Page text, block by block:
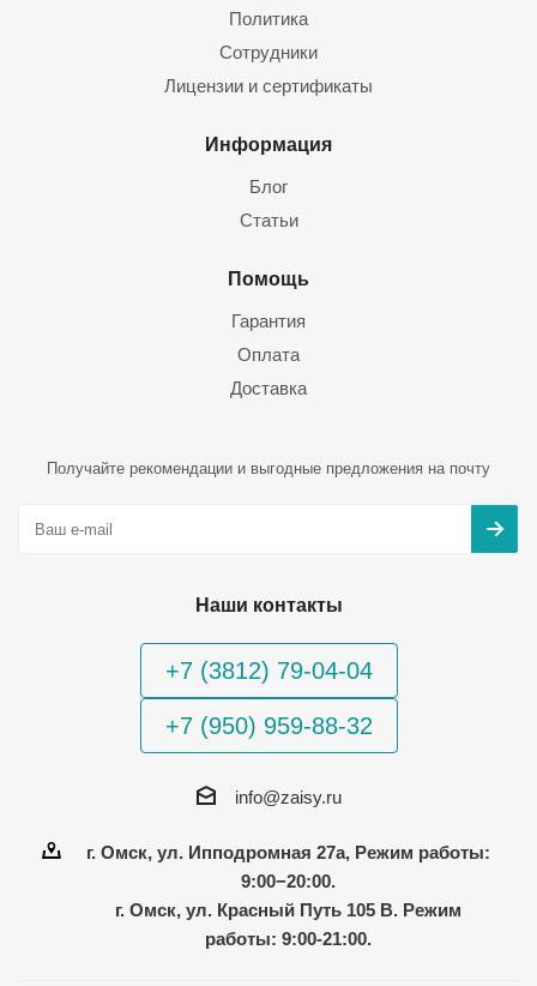
Политика
Сотрудники
Лицензии и сертификаты
Информация
Блог
Статьи
Помощь
Гарантия
Оплата
Доставка
Получайте рекомендации и выгодные предложения на почту
Наши контакты
+7 (3812) 79-04-04
+7 (950) 959-88-32
info@zaisy.ru
г. Омск, ул. Ипподромная 27а, Режим работы:
9:00−20:00.
г. Омск, ул. Красный Путь 105 В. Режим
работы: 9:00-21:00.